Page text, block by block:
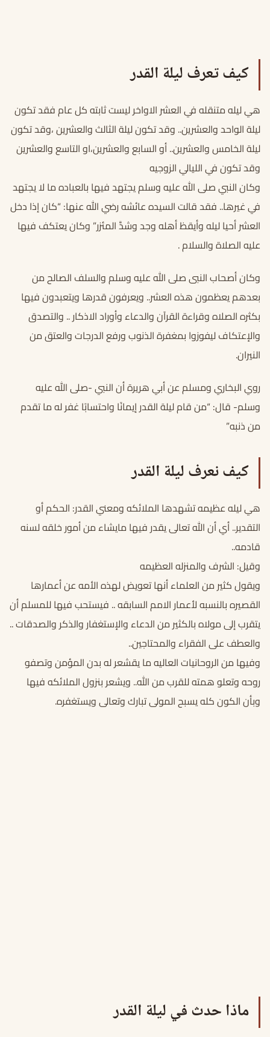
كيف تعرف ليلة القدر
هي ليله متنقله في العشر الاواخر ليست ثابته كل عام فقد تكون
ليلة الواحد والعشرين.. وقد تكون ليلة الثالث والعشرين ،وقد تكون
ليلة الخامس والعشرين.. أو السابع والعشرين،او التاسع والعشرين
وقد تكون في الليالي الزوجيه
وكان النبي صلى الله عليه وسلم يجتهد فيها بالعباده ما لا يجتهد
في غيرها.. فقد قالت السيده عائشه رضي الله عنها: “كان إذا دخل
العشر أحيا ليله وأيقظ أهله وجد وشدَّ المئزر” وكان يعتكف فيها
عليه الصلاة والسلام .
وكان أصحاب النبى صلى الله عليه وسلم والسلف الصالح من
بعدهم يعظمون هذه العشر.. ويعرفون قدرها ويتعبدون فيها
بكثره الصلاه وقراءة القرآن والدعاء وأوراد الاذكار .. والتصدق
والإعتكاف ليفوزوا بمغفرة الذنوب ورفع الدرجات والعتق من
النيران.
روي البخاري ومسلم عن أبي هريرة أن النبي -صلى الله عليه
وسلم- قال: “من قام ليلة القدر إيمانًا واحتسابًا غفر له ما تقدم
من ذنبه”
كيف نعرف ليلة القدر
هي ليله عظيمه تشهدها الملائكه ومعني القدر: الحكم أو
التقدير.. أي أن الله تعالى يقدر فيها مايشاء من أمور خلقه لسنه
قادمه..
وقيل: الشرف والمنزله العظيمه
ويقول كثير من العلماء أنها تعويض لهذه الأمه عن أعمارها
القصيره بالنسبه لأعمار الامم السابقه .. فيستحب فيها للمسلم أن
يتقرب إلى مولاه بالكثير من الدعاء والإستغفار والذكر والصدقات ..
والعطف على الفقراء والمحتاجين..
وفيها من الروحانيات العاليه ما يقشعر له بدن المؤمن وتصفو
روحه وتعلو همته للقرب من الله.. ويشعر بنزول الملائكه فيها
وبأن الكون كله يسبح المولى تبارك وتعالى ويستغفره.
ماذا حدث في ليلة القدر